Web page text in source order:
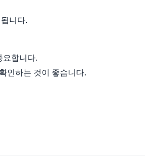
니다.
요합니다.
인하는 것이 좋습니다.